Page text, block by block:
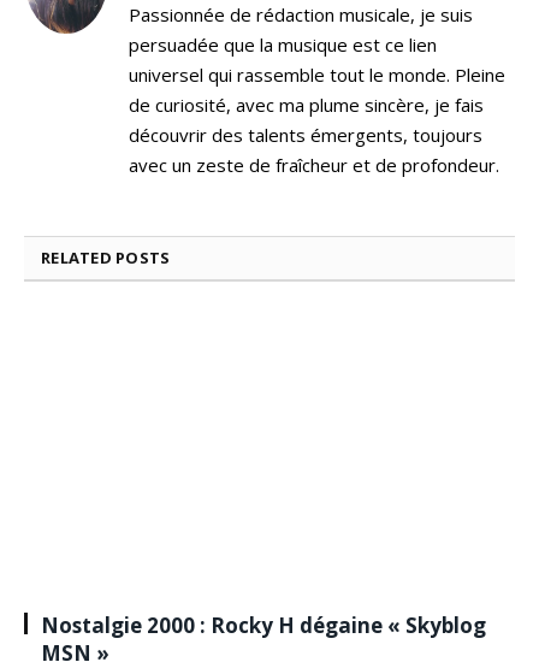
Passionnée de rédaction musicale, je suis
persuadée que la musique est ce lien
universel qui rassemble tout le monde. Pleine
de curiosité, avec ma plume sincère, je fais
découvrir des talents émergents, toujours
avec un zeste de fraîcheur et de profondeur.
RELATED POSTS
Nostalgie 2000 : Rocky H dégaine « Skyblog
MSN »